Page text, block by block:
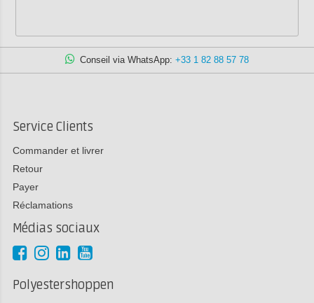
Conseil via WhatsApp: +33 1 82 88 57 78
Service Clients
Commander et livrer
Retour
Payer
Réclamations
Médias sociaux
Polyestershoppen